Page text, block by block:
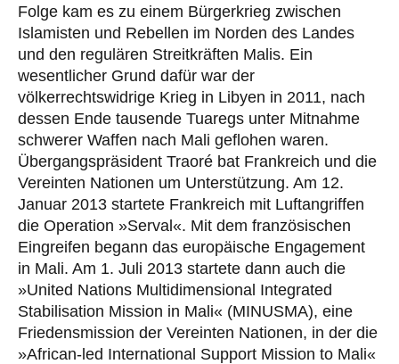
Folge kam es zu einem Bürgerkrieg zwischen
Islamisten und Rebellen im Norden des Landes
und den regulären Streitkräften Malis. Ein
wesentlicher Grund dafür war der
völkerrechtswidrige Krieg in Libyen in 2011, nach
dessen Ende tausende Tuaregs unter Mitnahme
schwerer Waffen nach Mali geflohen waren.
Übergangspräsident Traoré bat Frankreich und die
Vereinten Nationen um Unterstützung. Am 12.
Januar 2013 startete Frankreich mit Luftangriffen
die Operation »Serval«. Mit dem französischen
Eingreifen begann das europäische Engagement
in Mali. Am 1. Juli 2013 startete dann auch die
»United Nations Multidimensional Integrated
Stabilisation Mission in Mali« (MINUSMA), eine
Friedensmission der Vereinten Nationen, in der die
»African-led International Support Mission to Mali«